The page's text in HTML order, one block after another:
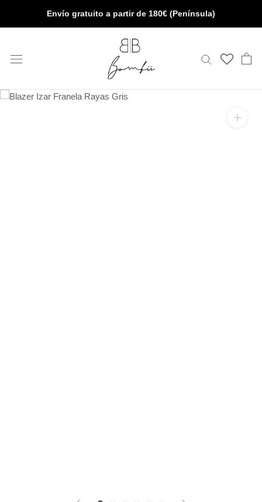
Envío gratuito a partir de 180€ (Península)